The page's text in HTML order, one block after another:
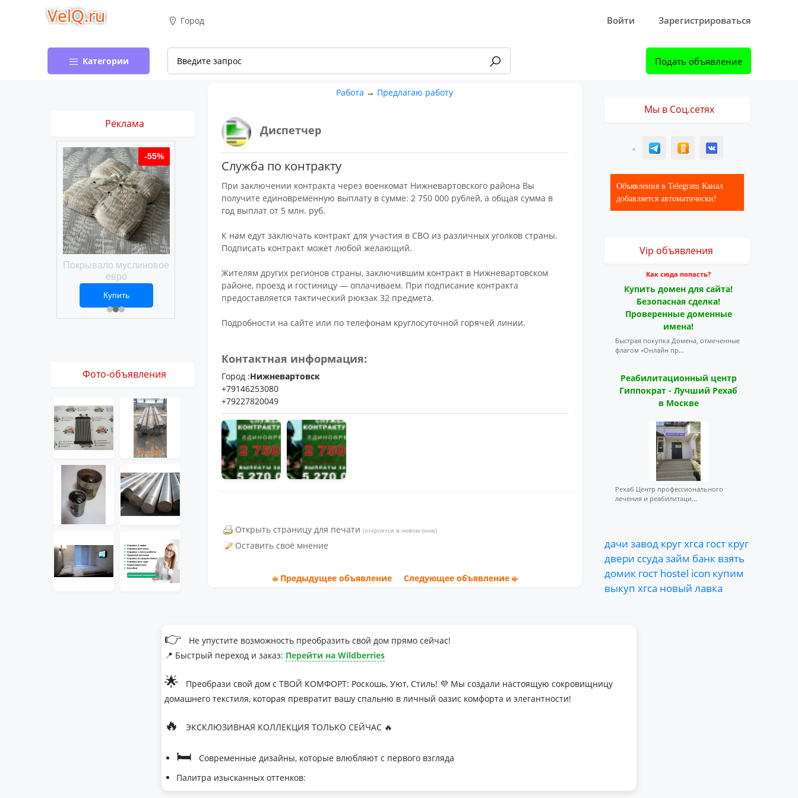
VelQ.ru Город Войти Зарегистрироваться
Категории Подать объявление
Работа → Предлагаю работу
Диспетчер
Служба по контракту
При заключении контракта через военкомат Нижневартовского района Вы
получите единовременную выплату в сумме: 2 750 000 рублей, а общая сумма в
год выплат от 5 млн. руб.
К нам едут заключать контракт для участия в СВО из различных уголков страны.
Подписать контракт может любой желающий.
Жителям других регионов страны, заключившим контракт в Нижневартовском
районе, проезд и гостиницу — оплачиваем. При подписание контракта
предоставляется тактический рюкзак 32 предмета.
Подробности на сайте или по телефонам круглосуточной горячей линии.
Контактная информация:
Город :Нижневартовск
+79146253080
+79227820049
Открыть страницу для печати (откроется в новом окне)
Оставить своё мнение
Предыдущее объявление Следующее объявление
Реклама
-55%
Покрывало муслиновое
евро
2 469 ₽
Купить
-55%
Покрывало вафельное
3 061 ₽
Купить
Фото-объявления
Мы в Соц.сетях
T ОК ВК
Объявления в Telegram Канал
добавляется автоматически!
Vip объявления
Как сюда попасть?
Купить домен для сайта!
Безопасная сделка!
Проверенные доменные
имена!
Быстрая покупка Домена, отмеченные
флагом «Онлайн пр...
Реабилитационный центр
Гиппократ - Лучший Рехаб
в Москве
Рехаб Центр профессионального
лечения и реабилитаци...
дачи завод кругхгса гост круг
двери ссуда займ банк взять
домик гост hostel icon купим
выкуп хгса новый лавка
👉
Не упустите возможность преобразить свой дом прямо сейчас!
📍 Быстрый переход и заказ: Перейти на Wildberries
🌟
Преобрази свой дом с ТВОЙ КОМФОРТ: Роскошь, Уют, Стиль! 💜 Мы создали настоящую сокровищницу
домашнего текстиля, которая превратит вашу спальню в личный оазис комфорта и элегантности!
🔥 ЭКСКЛЮЗИВНАЯ КОЛЛЕКЦИЯ ТОЛЬКО СЕЙЧАС 🔥
🛏
Современные дизайны, которые влюбляют с первого взгляда
Палитра изысканных оттенков: